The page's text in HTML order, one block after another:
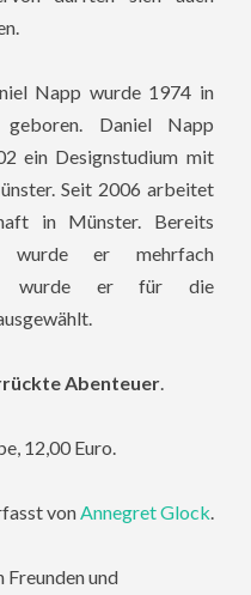
Napp wurde 1974 in
geboren. Daniel Napp
ein Designstudium mit
Seit 2006 arbeitet
in Münster. Bereits
wurde er mehrfach
wurde er für die
Abenteuer.
12,00 Euro.
vonAnnegret Glock.
Freunden und